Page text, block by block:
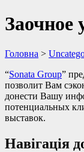
Заочное
Головна >
“Sonata Group”
позволит Вам
донести Вашу
потенциальных
выставок.
Навігація